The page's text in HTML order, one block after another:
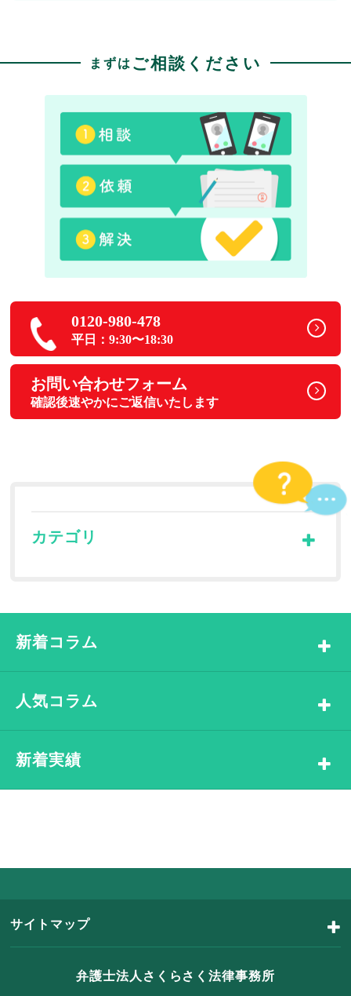
まずは ご相談ください
0120-980-478
平日：9:30〜18:30
お問い合わせフォーム
確認後速やかにご返信いたします
カテゴリ
新着コラム
人気コラム
新着実績
サイトマップ
弁護士法人さくらさく法律事務所